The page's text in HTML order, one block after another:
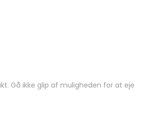
Gå ikke glip af muligheden for at eje